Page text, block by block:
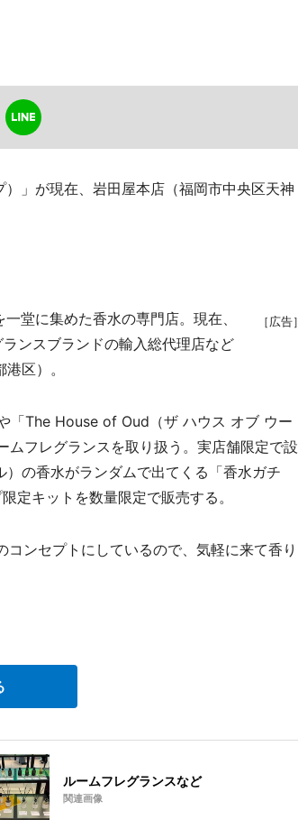
」が現在、岩田屋本店（福岡市中央区天神
［広告］
堂に集めた香水の専門店。現在、
ンスブランドの輸入総代理店など
区）。
「The House of Oud（ザ ハウス オブ ウー
ムフレグランスを取り扱う。実店舗限定で設
の香水がランダムで出てくる「香水ガチ
定キットを数量限定で販売する。
ンセプトにしているので、気軽に来て香り
ルームフレグランスなど
関連画像